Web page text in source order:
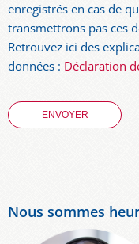
enregistrés en cas de
transmettrons pas ces
Retrouvez ici des
données : Déclaration
Nous sommes